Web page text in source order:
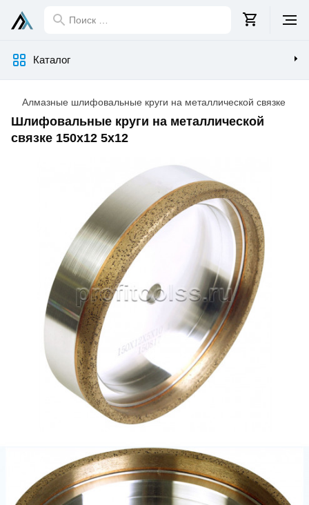
Каталог
Поиск
Алмазные шлифовальные круги на металлической связке
Шлифовальные круги на металлической
связке 150х12 5х12